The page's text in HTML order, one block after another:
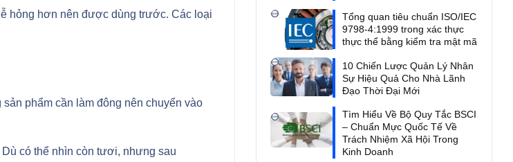
hỏng hơn nên được dùng trước. Các loại
phẩm cần làm đông nên chuyển vào
có thể nhìn còn tươi, nhưng sau
Tổng quan tiêu chuẩn ISO/IEC
9798-4:1999 trong xác thực
thực thể bằng kiểm tra mật mã
10 Chiến Lược Quản Lý Nhân
Sự Hiệu Quả Cho Nhà Lãnh
Đạo Thời Đại Mới
Tìm Hiểu Về Bộ Quy Tắc BSCI
– Chuẩn Mực Quốc Tế Về
Trách Nhiệm Xã Hội Trong
Kinh Doanh